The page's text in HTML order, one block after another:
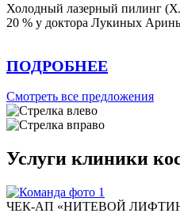
Холодный лазерный пилинг
20 % у доктора Лукиных
ПОДРОБНЕЕ
Смотреть все предложения
Услуги клиники
ЧЕК-АП «НИТЕВОЙ